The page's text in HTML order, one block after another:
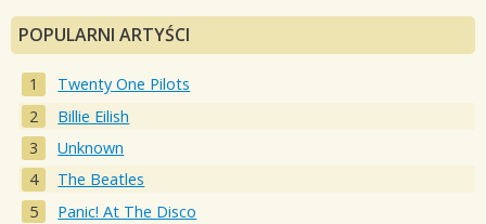
POPULARNI ARTYŚCI
Twenty One Pilots
Billie Eilish
Unknown
The Beatles
Panic! At The Disco